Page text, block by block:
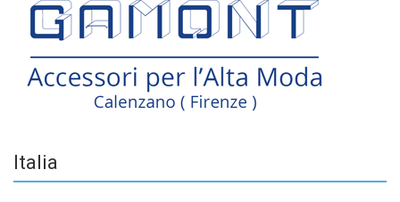
Italia